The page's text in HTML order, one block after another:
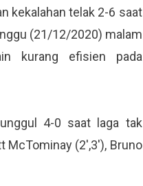
kekalahan telak 2-6 saat
(21/12/2020) malam
kurang efisien pada
4-0 saat laga tak
(2′,3′), Bruno